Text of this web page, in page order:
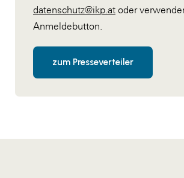
datenschutz@ikp.at oder
Anmeldebutton.
zum Presseverteiler